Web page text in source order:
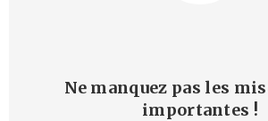
Ne manquez pas les
importantes !